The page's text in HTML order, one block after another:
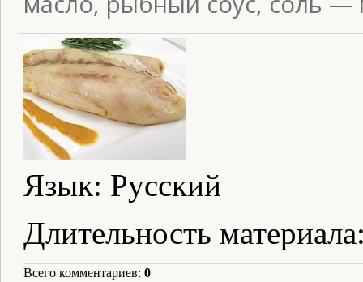
Язык: Русский
Длительность материала
Всего комментариев: 0